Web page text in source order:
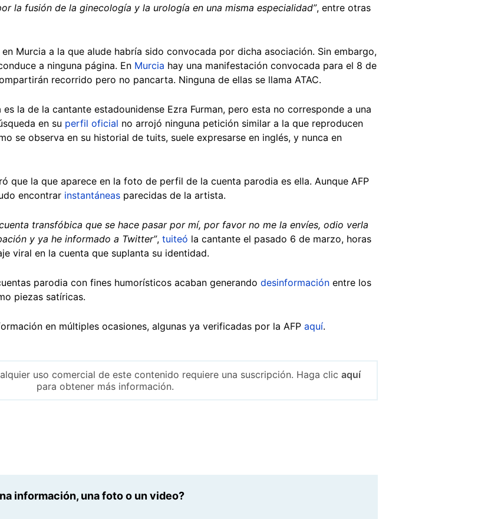
la fusión de la ginecología y la urología en una misma especialidad”, entre otras
Murcia a la que alude habría sido convocada por dicha asociación. Sin embargo,
a ninguna página. En Murcia hay una manifestación convocada para el 8 de
recorrido pero no pancarta. Ninguna de ellas se llama ATAC.
la de la cantante estadounidense Ezra Furman, pero esta no corresponde a una
en su perfil oficial no arrojó ninguna petición similar a la que reproducen
se observa en su historial de tuits, suele expresarse en inglés, y nunca en
que la que aparece en la foto de perfil de la cuenta parodia es ella. Aunque AFP
encontrar instantáneas parecidas de la artista.
transfóbica que se hace pasar por mí, por favor no me la envíes, odio verla
y ya he informado a Twitter”, tuiteó la cantante el pasado 6 de marzo, horas
viral en la cuenta que suplanta su identidad.
parodia con fines humorísticos acaban generando desinformación entre los
piezas satíricas.
en múltiples ocasiones, algunas ya verificadas por la AFP aquí.
uso comercial de este contenido requiere una suscripción. Haga clic aquí
para obtener más información.
información, una foto o un video?